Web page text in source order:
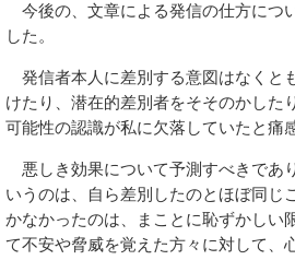
今後の、文章による発信の仕方につ
した。
発信者本人に差別する意図はなくと
けたり、潜在的差別者をそそのかした
可能性の認識が私に欠落していたと痛
悪しき効果について予測すべきであ
いうのは、自ら差別したのとほぼ同じ
かなかったのは、まことに恥ずかしい
て不安や脅威を覚えた方々に対して、